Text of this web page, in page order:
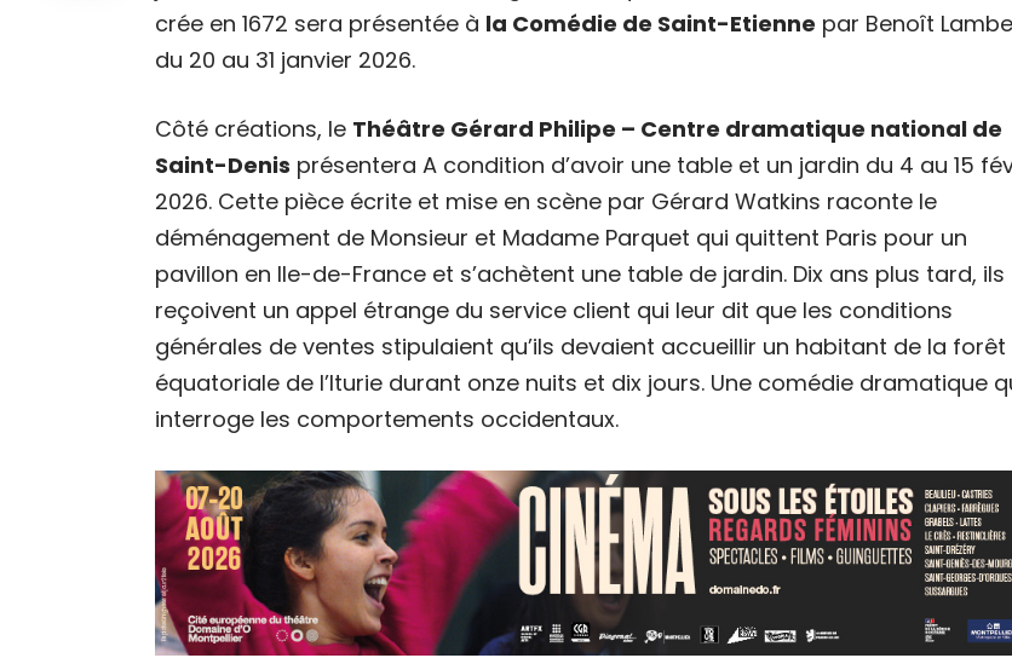
crée en 1672 sera présentée à la Comédie de Saint-Etienne par Benoît
du 20 au 31 janvier 2026.
Côté créations, le Théâtre Gérard Philipe – Centre dramatique national de
Saint-Denis présentera A condition d’avoir une table et un jardin du 4 au 15
2026. Cette pièce écrite et mise en scène par Gérard Watkins raconte le
déménagement de Monsieur et Madame Parquet qui quittent Paris pour un
pavillon en Ile-de-France et s’achètent une table de jardin. Dix ans plus tard, ils
reçoivent un appel étrange du service client qui leur dit que les conditions
générales de ventes stipulaient qu’ils devaient accueillir un habitant de la forêt
équatoriale de l’Iturie durant onze nuits et dix jours. Une comédie dramatique
interroge les comportements occidentaux.